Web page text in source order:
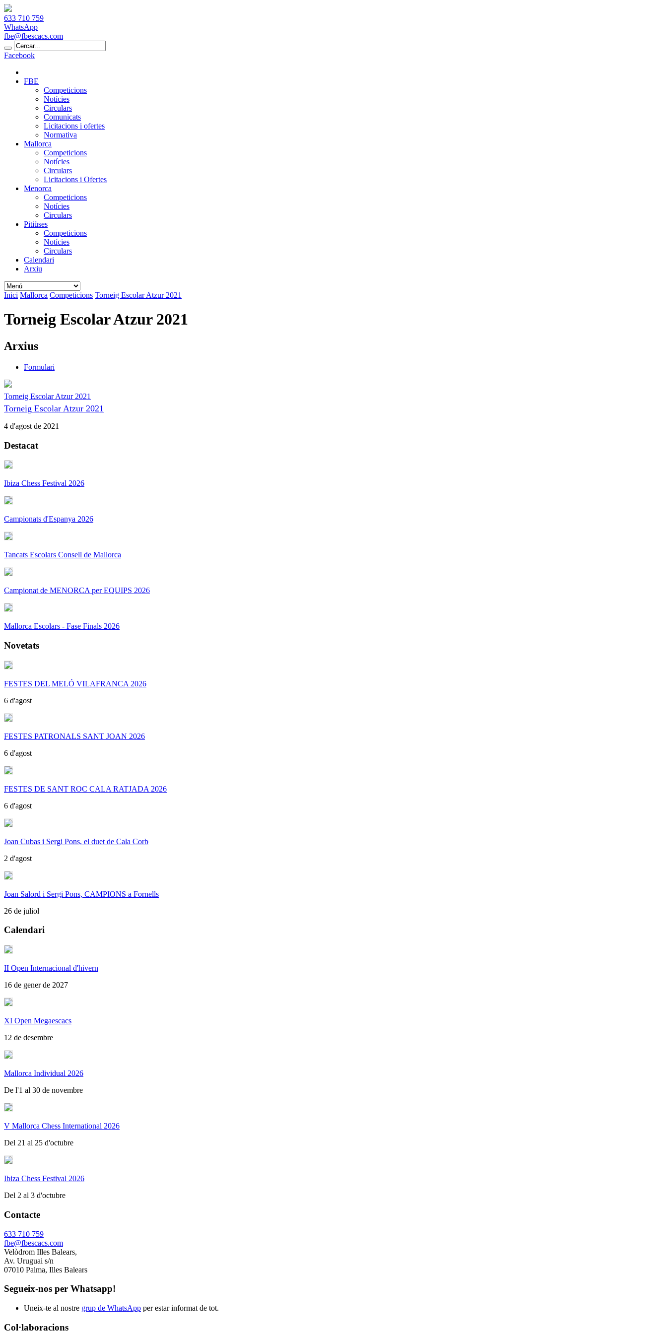
633 710 759
WhatsApp
fbe@fbescacs.com
Facebook
FBE
Competicions
Notícies
Circulars
Comunicats
Licitacions i ofertes
Normativa
Mallorca
Competicions
Notícies
Circulars
Licitacions i Ofertes
Menorca
Competicions
Notícies
Circulars
Pitiüses
Competicions
Notícies
Circulars
Calendari
Arxiu
Inici Mallorca Competicions Torneig Escolar Atzur 2021
Torneig Escolar Atzur 2021
Arxius
Formulari
Torneig Escolar Atzur 2021
Torneig Escolar Atzur 2021
4 d'agost de 2021
Destacat
Ibiza Chess Festival 2026
Campionats d'Espanya 2026
Tancats Escolars Consell de Mallorca
Campionat de MENORCA per EQUIPS 2026
Mallorca Escolars - Fase Finals 2026
Novetats
FESTES DEL MELÓ VILAFRANCA 2026
6 d'agost
FESTES PATRONALS SANT JOAN 2026
6 d'agost
FESTES DE SANT ROC CALA RATJADA 2026
6 d'agost
Joan Cubas i Sergi Pons, el duet de Cala Corb
2 d'agost
Joan Salord i Sergi Pons, CAMPIONS a Fornells
26 de juliol
Calendari
II Open Internacional d'hivern
16 de gener de 2027
XI Open Megaescacs
12 de desembre
Mallorca Individual 2026
De l'1 al 30 de novembre
V Mallorca Chess International 2026
Del 21 al 25 d'octubre
Ibiza Chess Festival 2026
Del 2 al 3 d'octubre
Contacte
633 710 759
fbe@fbescacs.com
Velòdrom Illes Balears,
Av. Uruguai s/n
07010 Palma, Illes Balears
Segueix-nos per Whatsapp!
Uneix-te al nostre grup de WhatsApp per estar informat de tot.
Col·laboracions